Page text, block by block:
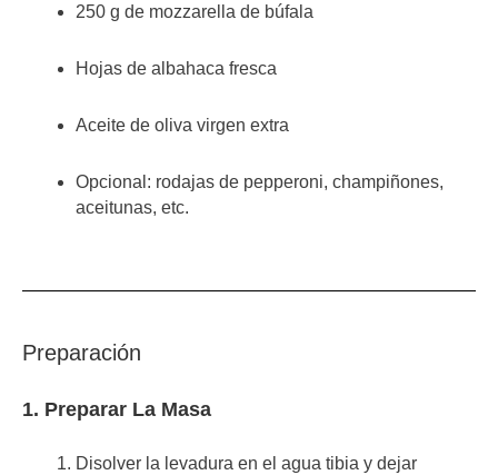
250 g de mozzarella de búfala
Hojas de albahaca fresca
Aceite de oliva virgen extra
Opcional: rodajas de pepperoni, champiñones,
aceitunas, etc.
Preparación
1. Preparar La Masa
Disolver la levadura en el agua tibia y dejar